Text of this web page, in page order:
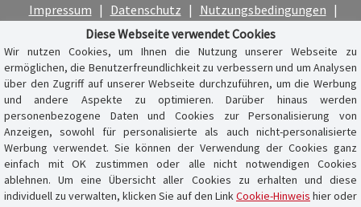
Impressum | Datenschutz | Nutzungsbedingungen |
Cookie-Hinweis
Diese Webseite verwendet Cookies
Wir nutzen Cookies, um Ihnen die Nutzung unserer Webseite zu
ermöglichen, die Benutzerfreundlichkeit zu verbessern und um Analysen
über den Zugriff auf unserer Webseite durchzuführen, um die Werbung
und andere Aspekte zu optimieren. Darüber hinaus werden
personenbezogene Daten und Cookies zur Personalisierung von
Anzeigen, sowohl für personalisierte als auch nicht-personalisierte
Werbung verwendet. Sie können der Verwendung der Cookies ganz
einfach mit OK zustimmen oder alle nicht notwendigen Cookies
ablehnen. Um eine Übersicht aller Cookies zu erhalten und diese
individuell zu verwalten, klicken Sie auf den LinkCookie-Hinweis hier oder